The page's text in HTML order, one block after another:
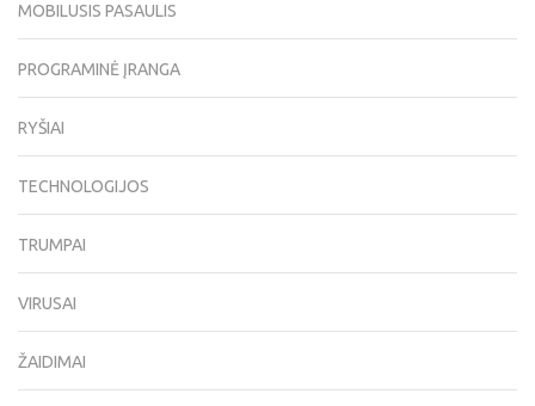
MOBILUSIS PASAULIS
PROGRAMINĖ ĮRANGA
RYŠIAI
TECHNOLOGIJOS
TRUMPAI
VIRUSAI
ŽAIDIMAI